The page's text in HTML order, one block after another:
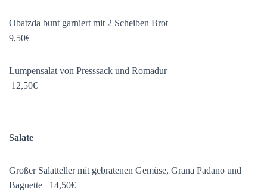
Obatzda bunt garniert mit 2 Scheiben Brot
9,50€
Lumpensalat von Presssack und Romadur
12,50€
Salate
Großer Salatteller mit gebratenen Gemüse, Grana Padano und
Baguette 14,50€